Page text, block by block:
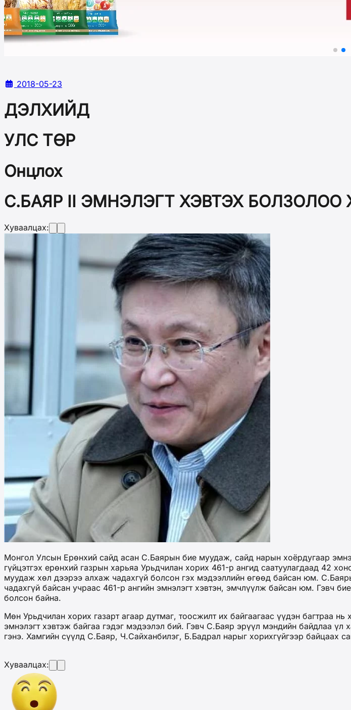
2018-05-23
ДЭЛХИЙД
УЛС ТӨР
Онцлох
С.БАЯР II ЭМНЭЛЭГТ ХЭВТЭХ БОЛЗОЛОО
Хуваалцах:
Монгол Улсын Ерөнхий сайд асан С.Баярын бие муудаж, сайд нарын хоёрдугаар
гүйцэтгэх ерөнхий газрын харьяа Урьдчилан хорих 461-р ангид саатуулагдаад 42
муудаж хөл дээрээ алхаж чадахгүй болсон гэх мэдээллийн өгөөд байсан юм.
чадахгүй байсан учраас 461-р ангийн эмнэлэгт хэвтэн, эмчлүүлж байсан юм. Гэвч
болсон байна.
Мөн Урьдчилан хорих газарт агаар дутмаг, тоосжилт их байгаагаас үүдэн багтраа
эмнэлэгт хэвтэж байгаа гэдэг мэдээлэл бий. Гэвч С.Баяр эрүүл мэндийн байдлаа үл
гэнэ. Хамгийн сүүлд С.Баяр, Ч.Сайханбилэг, Б.Бадрал нарыг хорихгүйгээр байцаах
Хуваалцах: